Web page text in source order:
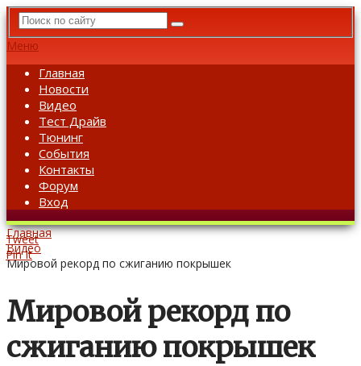
Меню
Главная
Новости
Видео
Тест Драйв
Тюнинг
События
Контакты
Форум
Вход
Главная
Видео
Мировой рекорд по сжиганию покрышек
Мировой рекорд по
сжиганию покрышек
Tweet
Pin It